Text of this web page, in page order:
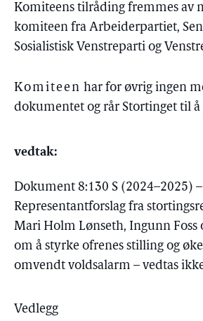
Komiteens tilråding fremmes av
komiteen fra Arbeiderpartiet,
Sosialistisk Venstreparti og
Komiteen har for øvrig ingen
dokumentet og rår Stortinget til å
vedtak:
Dokument 8:130 S (2024–2025) –
Representantforslag fra
Mari Holm Lønseth, Ingunn Foss
om å styrke ofrenes stilling og
omvendt voldsalarm – vedtas
Vedlegg